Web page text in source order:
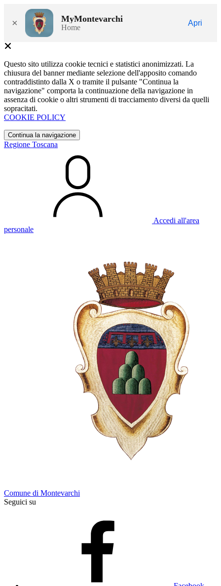
× MyMontevarchi
Home
Apri
Questo sito utilizza cookie tecnici e statistici anonimizzati. La
chiusura del banner mediante selezione dell'apposito comando
contraddistinto dalla X o tramite il pulsante "Continua la
navigazione" comporta la continuazione della navigazione in
assenza di cookie o altri strumenti di tracciamento diversi da quelli
sopracitati.
COOKIE POLICY
Continua la navigazione
Regione Toscana
Accedi all'area
personale
Comune di Montevarchi
Seguici su